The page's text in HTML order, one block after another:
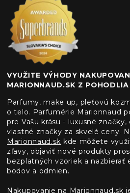
VYUŽITE VÝHODY
MARIONNAUD.SK Z
Parfumy, make up, pleťovú
o telo. Parfumérie Marionnaud
pre Vašu krásu - luxusné značky,
vlastné značky za skvelé ceny.
Marionnaud.sk kde môžete
zľavy, objaviť nové produkty
bezplatných vzoriek a nazbierať
bodov a odmien.
Nakupovanie na Marionnaud.sk